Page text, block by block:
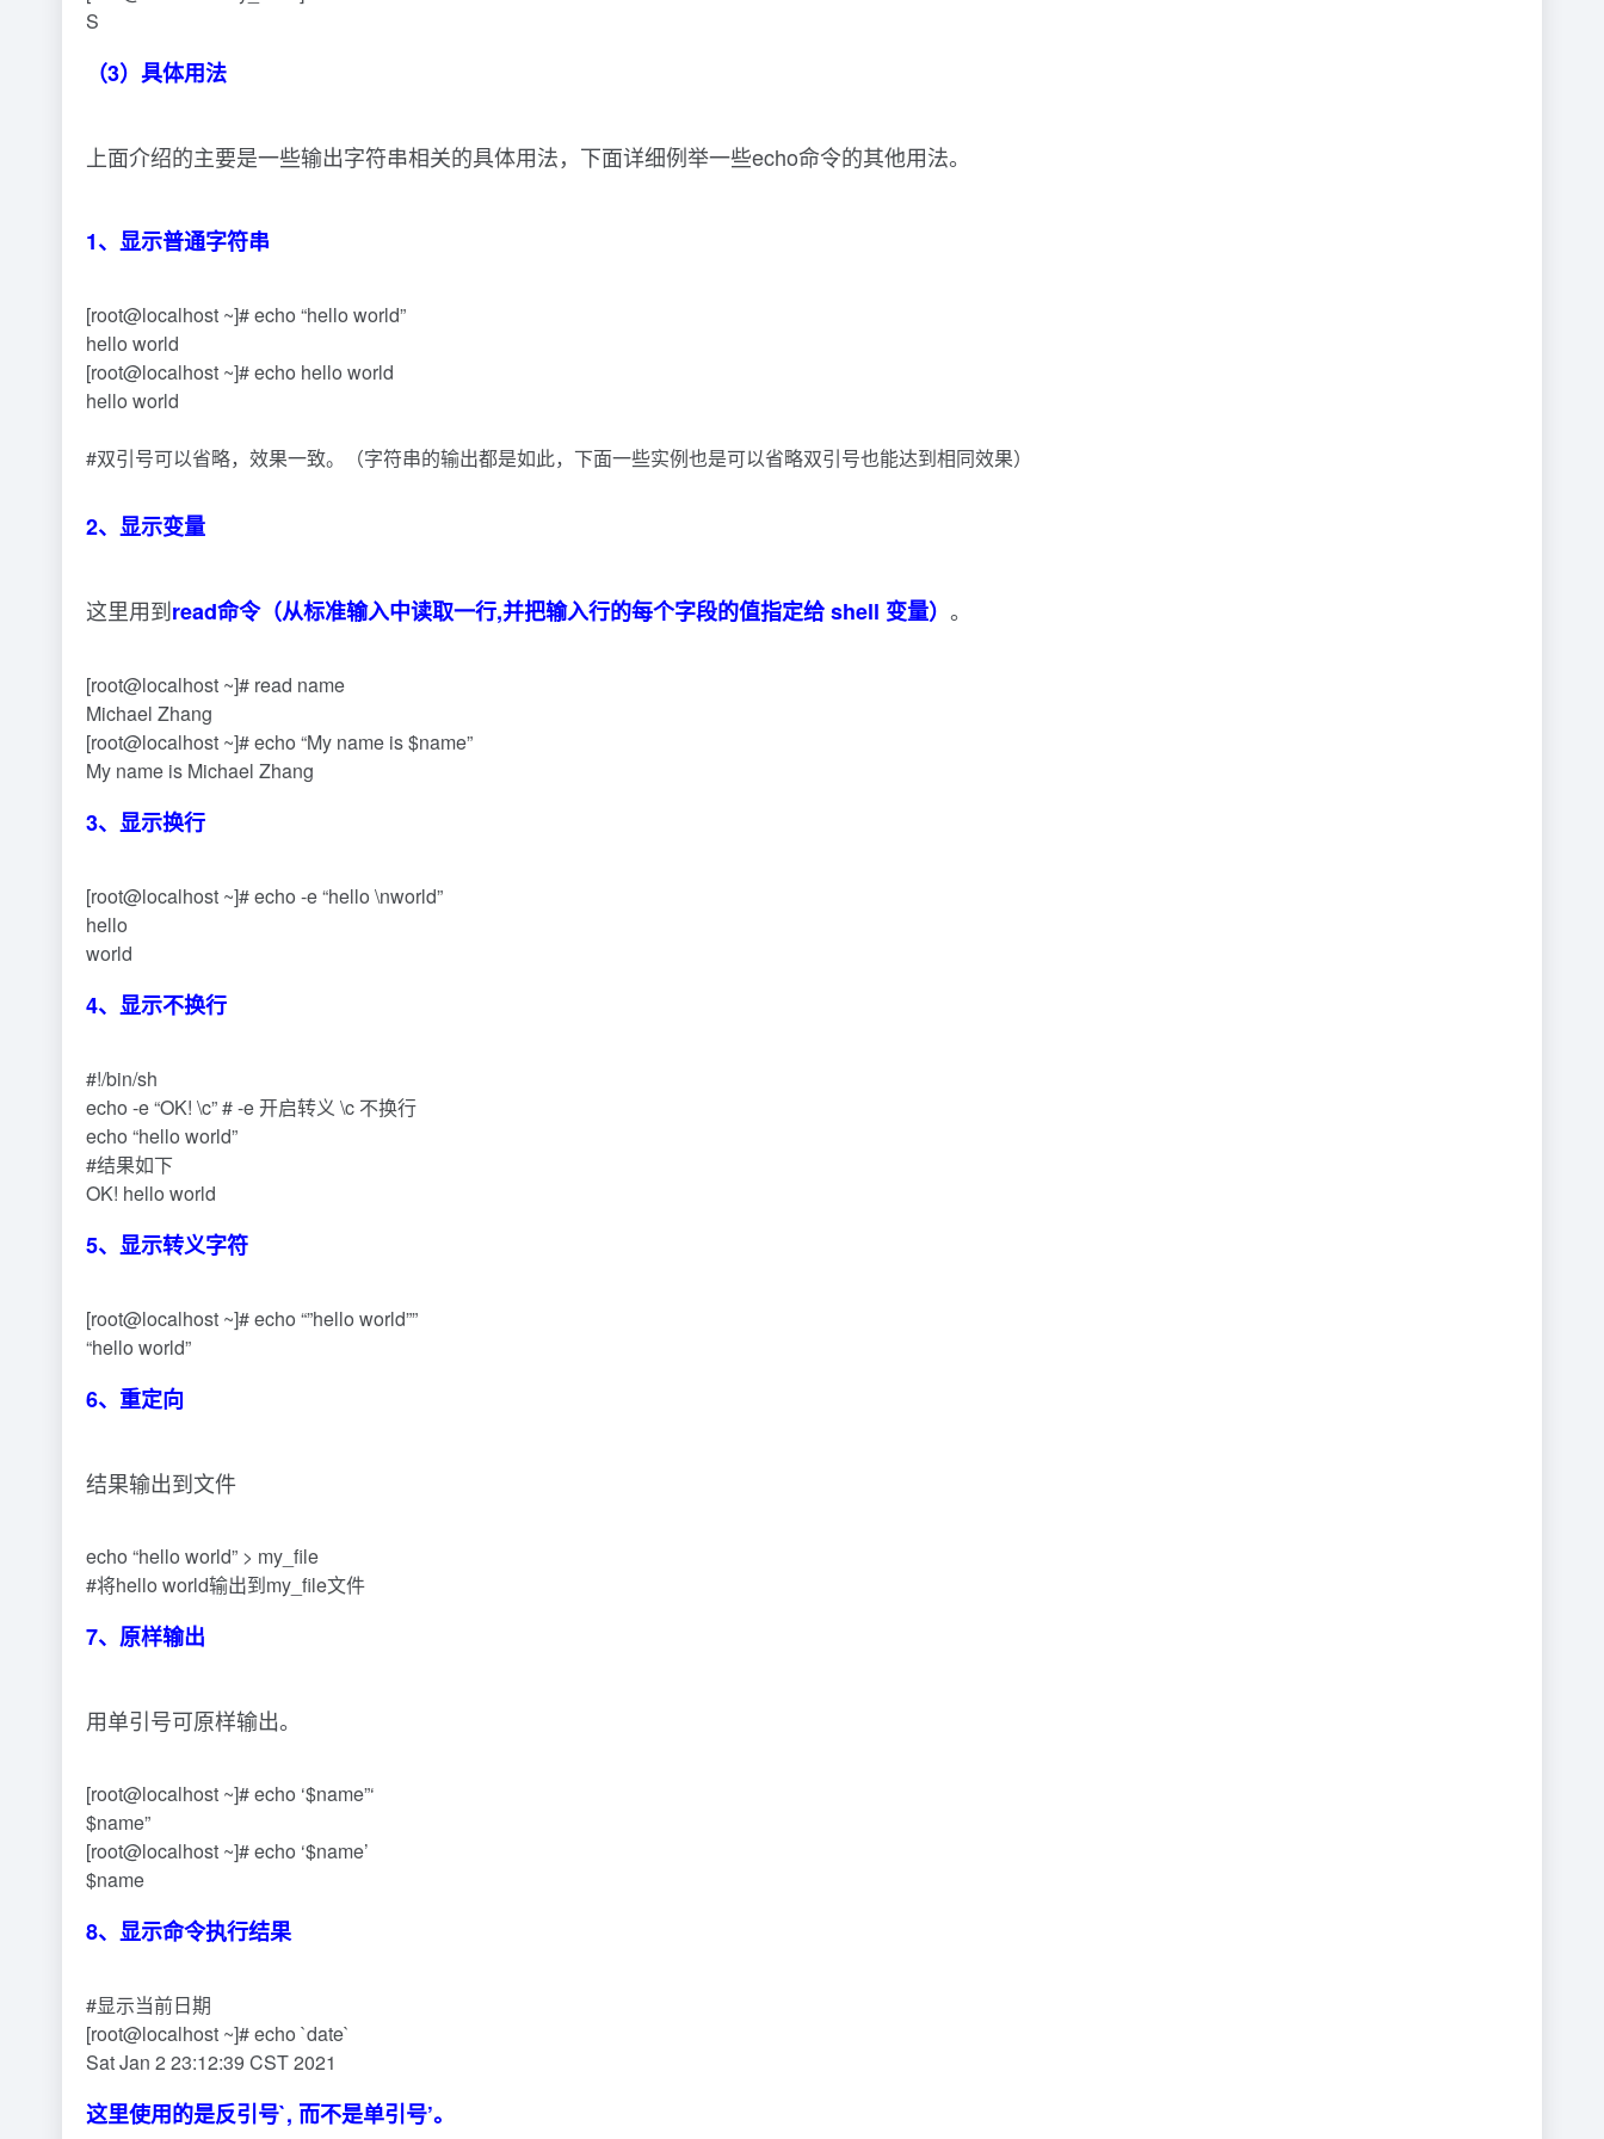
S
（3）具体用法
上面介绍的主要是一些输出字符串相关的具体用法，下面详细例举一些echo命令的其他用法。
1、显示普通字符串
[root@localhost ~]# echo “hello world”
hello world
[root@localhost ~]# echo hello world
hello world
#双引号可以省略，效果一致。（字符串的输出都是如此，下面一些实例也是可以省略双引号也能达到相同效果）
2、显示变量
这里用到read命令（从标准输入中读取一行,并把输入行的每个字段的值指定给 shell 变量） 。
[root@localhost ~]# read name
Michael Zhang
[root@localhost ~]# echo “My name is $name”
My name is Michael Zhang
3、显示换行
[root@localhost ~]# echo -e “hello \nworld”
hello
world
4、显示不换行
#!/bin/sh
echo -e “OK! \c” # -e 开启转义 \c 不换行
echo “hello world”
#结果如下
OK! hello world
5、显示转义字符
[root@localhost ~]# echo “”hello world””
“hello world”
6、重定向
结果输出到文件
echo “hello world” > my_file
#将hello world输出到my_file文件
7、原样输出
用单引号可原样输出。
[root@localhost ~]# echo ‘$name”‘
$name”
[root@localhost ~]# echo ‘$name’
$name
8、显示命令执行结果
#显示当前日期
[root@localhost ~]# echo `date`
Sat Jan 2 23:12:39 CST 2021
这里使用的是反引号`, 而不是单引号’。